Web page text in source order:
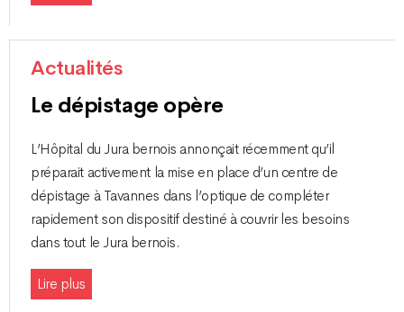
Actualités
Le dépistage opère
L’Hôpital du Jura bernois annonçait récemment qu’il
préparait activement la mise en place d’un centre de
dépistage à Tavannes dans l’optique de compléter
rapidement son dispositif destiné à couvrir les besoins
dans tout le Jura bernois.
Lire plus